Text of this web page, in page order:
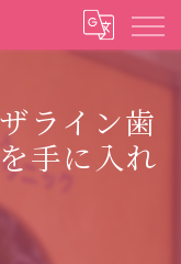
ライン歯
手に入れ